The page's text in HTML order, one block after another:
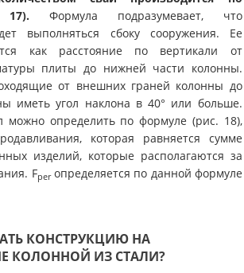
Формула подразумевает, что
выполняться сбоку сооружения. Ее
как расстояние по вертикали от
плиты до нижней части колонны.
от внешних граней колонны до
иметь угол наклона в 40° или больше.
можно определить по формуле (рис. 18),
которая равняется сумме
изделий, которые располагаются за
Fperопределяется по данной формуле
КОНСТРУКЦИЮ НА
КОЛОННОЙ ИЗ СТАЛИ?